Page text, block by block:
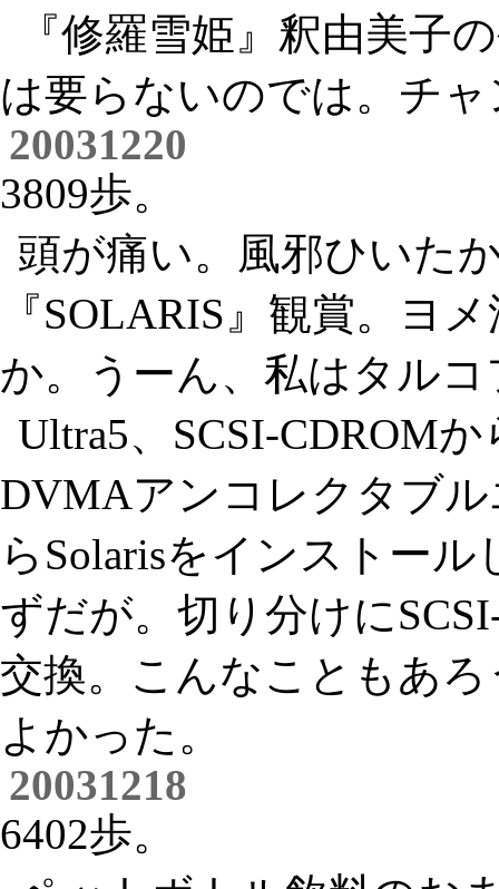
『修羅雪姫』釈由美子
は要らないのでは。チ
20031220
3809歩。
頭が痛い。風邪ひいた
『SOLARIS』観賞。ヨ
か。うーん、私はタル
Ultra5、SCSI-CDROM
DVMAアンコレクタブ
らSolarisをインストー
ずだが。切り分けに
交換。こんなこともあ
よかった。
20031218
6402歩。